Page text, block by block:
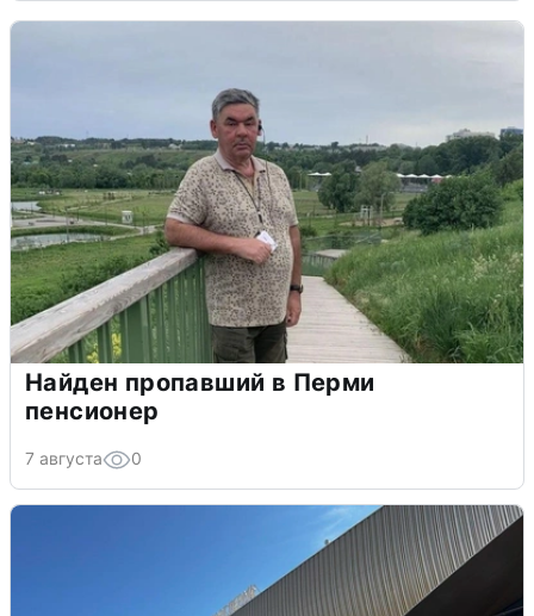
Найден пропавший в Перми
пенсионер
7 августа 0